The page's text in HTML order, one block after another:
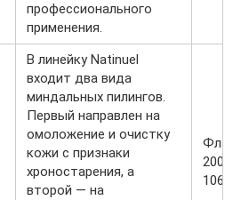
профессионального
применения.
В линейку Natinuel
входит два вида
миндальных пилингов.
Первый направлен на
омоложение и очистку
кожи с признаки
хроностарения, а
второй — на
200